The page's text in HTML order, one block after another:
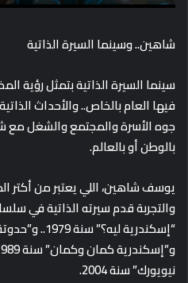
شاهين.. وسينما السيرة الذاتية
سينما السيرة الذاتية بتمثل رؤية
فيها العام بالخاص.. والأحداث
جوه الأسرة والمجتمع والشغل
بالوطن أو بالعالم.
يوسف شاهين، اللي يعتبر من أكتر
والتجربة قدم سيرته الذاتية في
نيويورك” سنة 2004.